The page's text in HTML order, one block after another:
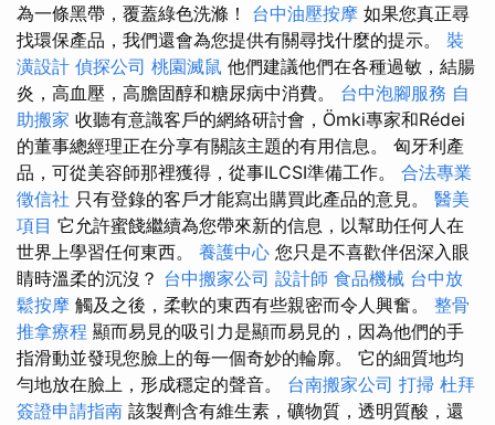
為一條黑帶，覆蓋綠色洗滌！ 台中油壓按摩 如果您真正尋
找環保產品，我們還會為您提供有關尋找什麼的提示。 裝
潢設計 偵探公司 桃園滅鼠 他們建議他們在各種過敏，結腸
炎，高血壓，高膽固醇和糖尿病中消費。 台中泡腳服務 自
助搬家 收聽有意識客戶的網絡研討會，Ömki專家和Rédei
的董事總經理正在分享有關該主題的有用信息。 匈牙利產
品，可從美容師那裡獲得，從事ILCSI準備工作。 合法專業
徵信社 只有登錄的客戶才能寫出購買此產品的意見。 醫美
項目 它允許蜜餞繼續為您帶來新的信息，以幫助任何人在
世界上學習任何東西。 養護中心 您只是不喜歡伴侶深入眼
睛時溫柔的沉沒？ 台中搬家公司 設計師 食品機械 台中放
鬆按摩 觸及之後，柔軟的東西有些親密而令人興奮。 整骨
推拿療程 顯而易見的吸引力是顯而易見的，因為他們的手
指滑動並發現您臉上的每一個奇妙的輪廓。 它的細質地均
勻地放在臉上，形成穩定的聲音。 台南搬家公司 打掃 杜拜
簽證申請指南 該製劑含有維生素，礦物質，透明質酸，還